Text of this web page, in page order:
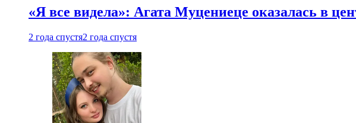
«Я все видела»: Агата Муцениеце оказалась в
2 года спустя2 года спустя